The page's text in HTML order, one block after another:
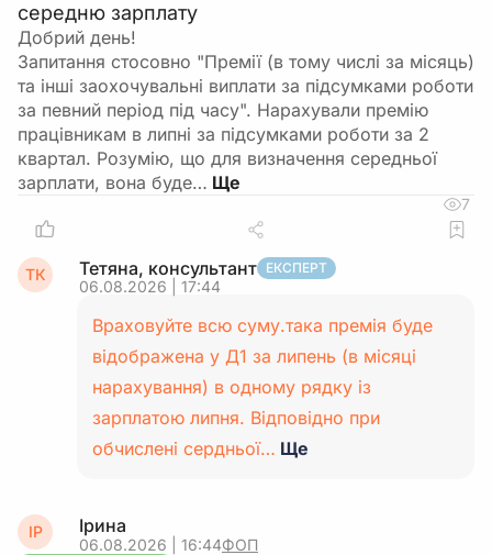
середню зарплату
Добрий день!
Запитання стосовно "Премії (в тому числі за місяць)
та інші заохочувальні виплати за підсумками роботи
за певний період під часу". Нарахували премію
працівникам в липні за підсумками роботи за 2
квартал. Розумію, що для визначення середньої
зарплати, вона буде…
7
ТК Тетяна, консультант ЕКСПЕРТ
06.08.2026 | 17:44
Враховуйте всю суму.така премія буде
відображена у Д1 за липень (в місяці
нарахування) в одному рядку із
зарплатою липня. Відповідно при
обчислені сердньої… Ще
ІР Ірина
06.08.2026 | 16:44ФОП